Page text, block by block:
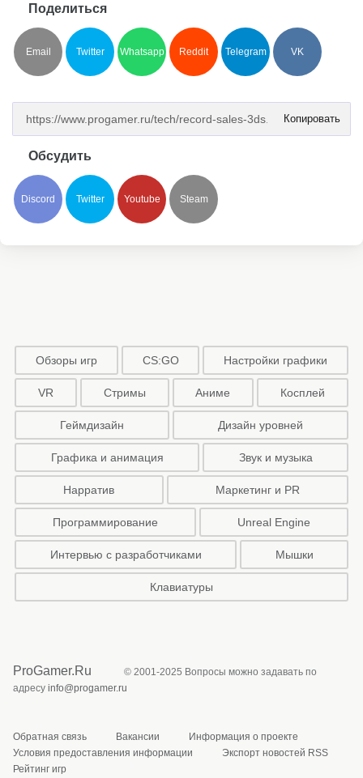
Поделиться
Email Twitter Whatsapp Reddit Telegram VK
Копировать
Обсудить
Discord Twitter Youtube Steam
Обзоры игр CS:GO Настройки графики
VR Стримы Аниме Косплей
Геймдизайн Дизайн уровней
Графика и анимация Звук и музыка
Нарратив Маркетинг и PR
Программирование Unreal Engine
Интервью с разработчиками Мышки
Клавиатуры
ProGamer.Ru
© 2001-2025 Вопросы можно задавать по
адресу info@progamer.ru
Обратная связь Вакансии
Информация о проекте
Условия предоставления информации
Экспорт новостей RSS
Рейтинг игр